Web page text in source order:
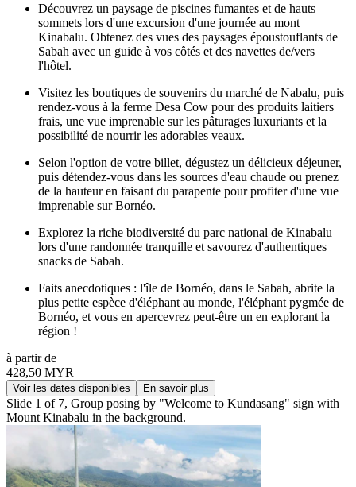
Découvrez un paysage de piscines fumantes et de hauts
sommets lors d'une excursion d'une journée au mont
Kinabalu. Obtenez des vues des paysages époustouflants de
Sabah avec un guide à vos côtés et des navettes de/vers
l'hôtel.
Visitez les boutiques de souvenirs du marché de Nabalu, puis
rendez-vous à la ferme Desa Cow pour des produits laitiers
frais, une vue imprenable sur les pâturages luxuriants et la
possibilité de nourrir les adorables veaux.
Selon l'option de votre billet, dégustez un délicieux déjeuner,
puis détendez-vous dans les sources d'eau chaude ou prenez
de la hauteur en faisant du parapente pour profiter d'une vue
imprenable sur Bornéo.
Explorez la riche biodiversité du parc national de Kinabalu
lors d'une randonnée tranquille et savourez d'authentiques
snacks de Sabah.
Faits anecdotiques : l'île de Bornéo, dans le Sabah, abrite la
plus petite espèce d'éléphant au monde, l'éléphant pygmée de
Bornéo, et vous en apercevrez peut-être un en explorant la
région !
à partir de
428,50 MYR
Voir les dates disponibles En savoir plus
Slide 1 of 7, Group posing by "Welcome to Kundasang" sign with
Mount Kinabalu in the background.